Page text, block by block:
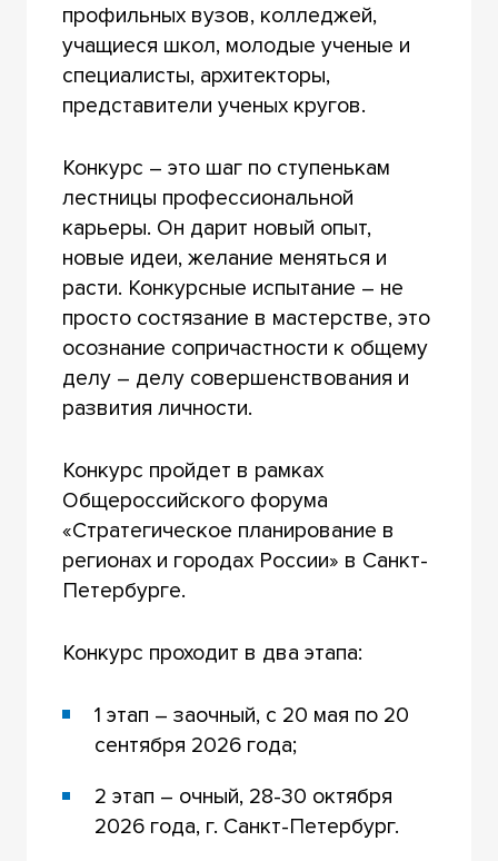
профильных вузов, колледжей,
учащиеся школ, молодые ученые и
специалисты, архитекторы,
представители ученых кругов.
Конкурс – это шаг по ступенькам
лестницы профессиональной
карьеры. Он дарит новый опыт,
новые идеи, желание меняться и
расти. Конкурсные испытание – не
просто состязание в мастерстве, это
осознание сопричастности к общему
делу – делу совершенствования и
развития личности.
Конкурс пройдет в рамках
Общероссийского форума
«Стратегическое планирование в
регионах и городах России» в Санкт-
Петербурге.
Конкурс проходит в два этапа:
1 этап – заочный, с 20 мая по 20
сентября 2026 года;
2 этап – очный, 28-30 октября
2026 года, г. Санкт-Петербург.